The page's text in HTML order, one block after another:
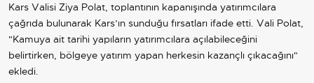
Kars Valisi Ziya Polat, toplantının kapanışında yatırımcılara
çağrıda bulunarak Kars’ın sunduğu fırsatları ifade etti. Vali Polat,
"Kamuya ait tarihi yapıların yatırımcılara açılabileceğini
belirtirken, bölgeye yatırım yapan herkesin kazançlı çıkacağını"
ekledi.